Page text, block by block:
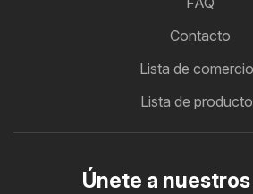
Contacto
Lista de
Lista de
Únete a